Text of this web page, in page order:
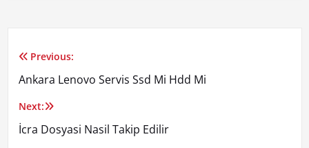
Yazı
gezinmesi
Previous:
Ankara Lenovo Servis Ssd Mi Hdd Mi
Next:
İcra Dosyasi Nasil Takip Edilir